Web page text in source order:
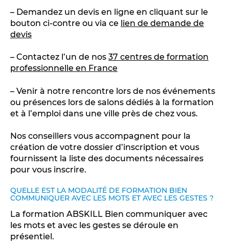
– Demandez un devis en ligne en cliquant sur le
bouton ci-contre ou via ce lien de demande de
devis
– Contactez l’un de nos 37 centres de formation
professionnelle en France
– Venir à notre rencontre lors de nos événements
ou présences lors de salons dédiés à la formation
et à l’emploi dans une ville près de chez vous.
Nos conseillers vous accompagnent pour la
création de votre dossier d’inscription et vous
fournissent la liste des documents nécessaires
pour vous inscrire.
QUELLE EST LA MODALITÉ DE FORMATION BIEN
COMMUNIQUER AVEC LES MOTS ET AVEC LES GESTES ?
La formation ABSKILL Bien communiquer avec
les mots et avec les gestes se déroule en
présentiel.